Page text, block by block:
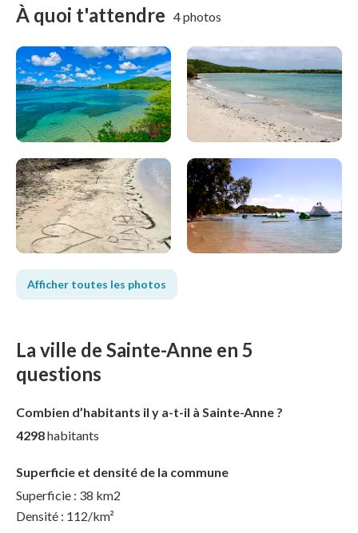
À quoi t'attendre 4 photos
Afficher toutes les photos
La ville de Sainte-Anne en 5
questions
Combien d’habitants il y a-t-il à Sainte-Anne ?
4298habitants
Superficie et densité de la commune
Superficie : 38 km2
Densité : 112/km²